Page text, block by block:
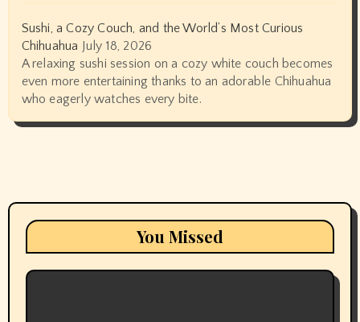
Sushi, a Cozy Couch, and the World’s Most Curious
Chihuahua July 18, 2026
A relaxing sushi session on a cozy white couch becomes
even more entertaining thanks to an adorable Chihuahua
who eagerly watches every bite.
You Missed